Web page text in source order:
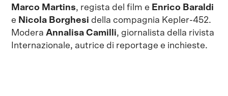
Marco Martins, regista del film e Enrico Baraldi
e Nicola Borghesi della compagnia Kepler-452.
Modera Annalisa Camilli, giornalista della rivista
Internazionale, autrice di reportage e inchieste.